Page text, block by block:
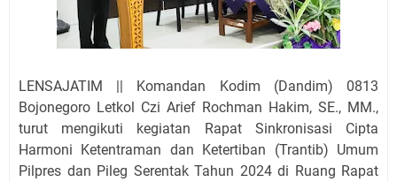
LENSAJATIM || Komandan Kodim (Dandim) 0813
Bojonegoro Letkol Czi Arief Rochman Hakim, SE., MM.,
turut mengikuti kegiatan Rapat Sinkronisasi Cipta
Harmoni Ketentraman dan Ketertiban (Trantib) Umum
Pilpres dan Pileg Serentak Tahun 2024 di Ruang Rapat